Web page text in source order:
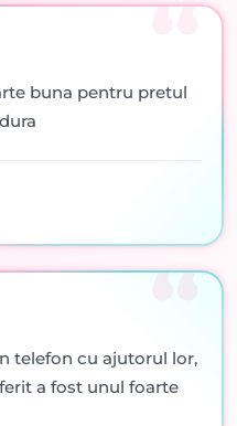
buna pentru pretul
telefon cu ajutorul lor,
a fost unul foarte